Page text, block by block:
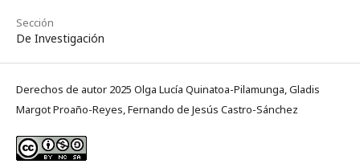
Sección
De Investigación
Derechos de autor 2025 Olga Lucía Quinatoa-Pilamunga, Gladis
Margot Proaño-Reyes, Fernando de Jesús Castro-Sánchez